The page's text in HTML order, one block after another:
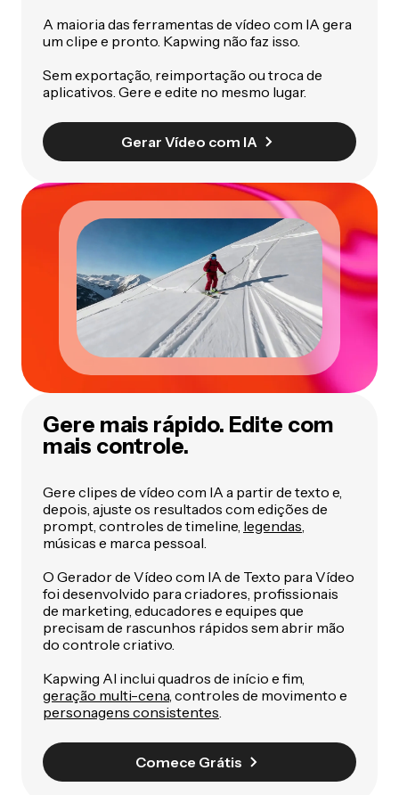
A maioria das ferramentas de vídeo com IA gera
um clipe e pronto. Kapwing não faz isso.
Sem exportação, reimportação ou troca de
aplicativos. Gere e edite no mesmo lugar.
Gerar Vídeo com IA
Gere mais rápido. Edite com
mais controle.
Gere clipes de vídeo com IA a partir de texto e,
depois, ajuste os resultados com edições de
prompt, controles de timeline, legendas
músicas e marca pessoal.
O Gerador de Vídeo com IA de Texto para Vídeo
foi desenvolvido para criadores, profissionais
de marketing, educadores e equipes que
precisam de rascunhos rápidos sem abrir mão
do controle criativo.
Kapwing AI inclui quadros de início e fim,
geração multi-cena , controles de movimento e
personagens consistentes
Comece Grátis